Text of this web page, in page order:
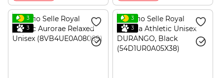
3
3
3
3